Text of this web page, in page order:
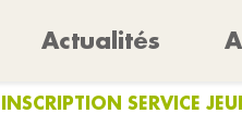
Actualités
SERVICE